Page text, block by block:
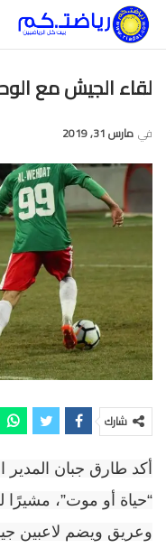
لقاء الجيش مع
في مارس 31, 2019
شارك
أكد طارق جبان المدير
“حياة أو موت”، مشيرًا
وعريق ويضم لاعبين